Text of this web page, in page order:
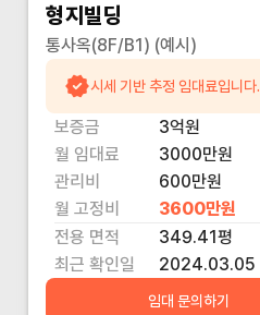
형지빌딩
통사옥(8F/B1) (예시)
시세 기반 추정 임대료입니다.
보증금 3억원
월 임대료
3000만원
관리비
600만원
월 고정비
3600만원
전용 면적
349.41평
최근 확인일
2024.03.05
임대 문의하기